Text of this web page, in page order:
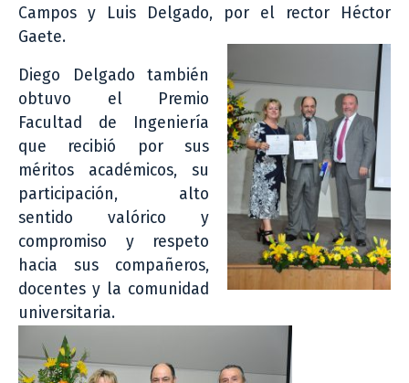
Campos y Luis Delgado, por el rector Héctor
Gaete.
Diego Delgado también
obtuvo el Premio
Facultad de Ingeniería
que recibió por sus
méritos académicos, su
participación, alto
sentido valórico y
compromiso y respeto
hacia sus compañeros,
docentes y la comunidad
universitaria.